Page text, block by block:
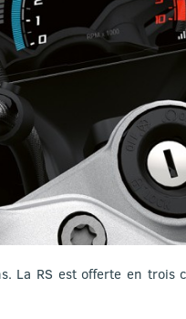
La RS est offerte en